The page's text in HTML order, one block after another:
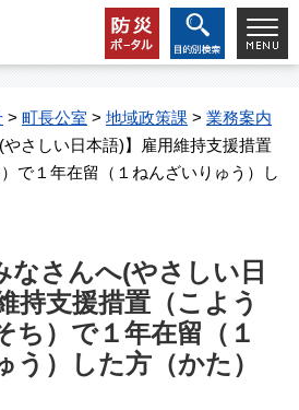
> 町長公室 > 地域政策課 > 業務案内
さしい日本語)】雇用維持支援措置
で１年在留（１ねんざいりゅう）し
なさんへ(やさしい日
持支援措置（こよう
ち）で１年在留（１
う）した方（かた）